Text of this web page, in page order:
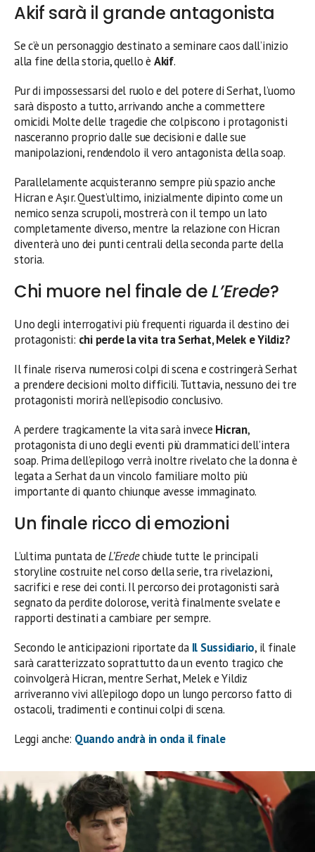
Akif sarà il grande antagonista
Se c’è un personaggio destinato a seminare caos dall’inizio
alla fine della storia, quello è Akif.
Pur di impossessarsi del ruolo e del potere di Serhat, l’uomo
sarà disposto a tutto, arrivando anche a commettere
omicidi. Molte delle tragedie che colpiscono i protagonisti
nasceranno proprio dalle sue decisioni e dalle sue
manipolazioni, rendendolo il vero antagonista della soap.
Parallelamente acquisteranno sempre più spazio anche
Hicran e Aşır. Quest’ultimo, inizialmente dipinto come un
nemico senza scrupoli, mostrerà con il tempo un lato
completamente diverso, mentre la relazione con Hicran
diventerà uno dei punti centrali della seconda parte della
storia.
Chi muore nel finale deL’Erede?
Uno degli interrogativi più frequenti riguarda il destino dei
protagonisti: chi perde la vita tra Serhat, Melek e Yildiz?
Il finale riserva numerosi colpi di scena e costringerà Serhat
a prendere decisioni molto difficili. Tuttavia, nessuno dei tre
protagonisti morirà nell’episodio conclusivo.
A perdere tragicamente la vita sarà invece Hicran,
protagonista di uno degli eventi più drammatici dell’intera
soap. Prima dell’epilogo verrà inoltre rivelato che la donna è
legata a Serhat da un vincolo familiare molto più
importante di quanto chiunque avesse immaginato.
Un finale ricco di emozioni
L’ultima puntata deL’Eredechiude tutte le principali
storyline costruite nel corso della serie, tra rivelazioni,
sacrifici e rese dei conti. Il percorso dei protagonisti sarà
segnato da perdite dolorose, verità finalmente svelate e
rapporti destinati a cambiare per sempre.
Secondo le anticipazioni riportate da Il Sussidiario, il finale
sarà caratterizzato soprattutto da un evento tragico che
coinvolgerà Hicran, mentre Serhat, Melek e Yildiz
arriveranno vivi all’epilogo dopo un lungo percorso fatto di
ostacoli, tradimenti e continui colpi di scena.
Leggi anche: Quando andrà in onda il finale